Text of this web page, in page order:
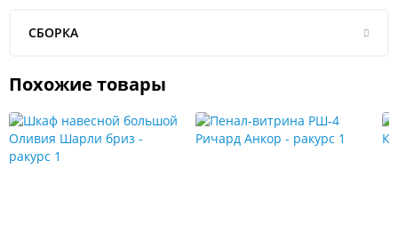
СБОРКА
Похожие товары